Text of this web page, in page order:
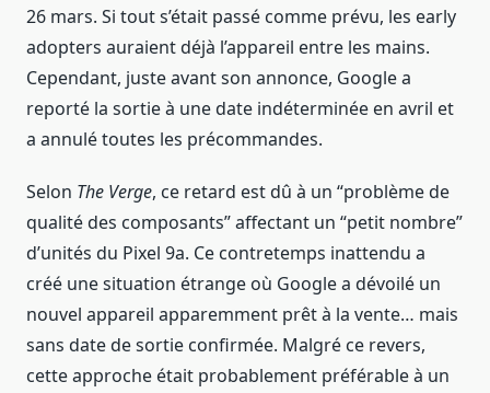
26 mars. Si tout s’était passé comme prévu, les early
adopters auraient déjà l’appareil entre les mains.
Cependant, juste avant son annonce, Google a
reporté la sortie à une date indéterminée en avril et
a annulé toutes les précommandes.
Selon The Verge, ce retard est dû à un “problème de
qualité des composants” affectant un “petit nombre”
d’unités du Pixel 9a. Ce contretemps inattendu a
créé une situation étrange où Google a dévoilé un
nouvel appareil apparemment prêt à la vente… mais
sans date de sortie confirmée. Malgré ce revers,
cette approche était probablement préférable à un